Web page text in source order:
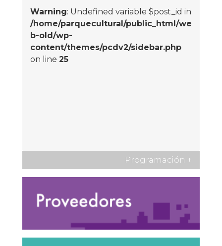
Warning: Undefined variable $post_id in
/home/parquecultural/public_html/we
b-old/wp-
content/themes/pcdv2/sidebar.php
on line 25
Programación +